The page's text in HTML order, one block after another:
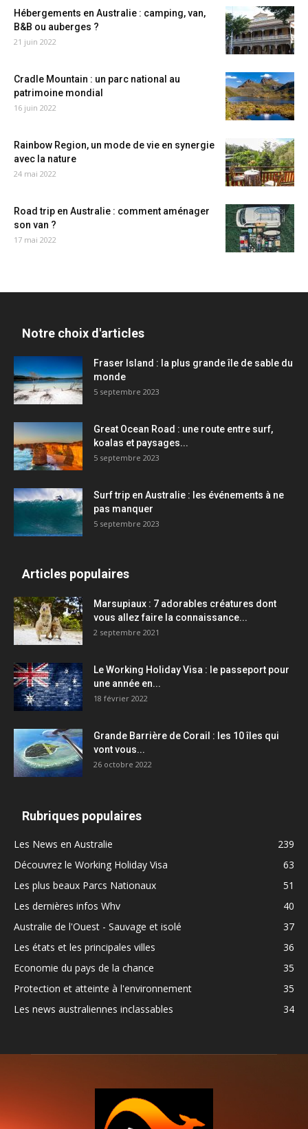
Hébergements en Australie : camping, van,
B&B ou auberges ?
21 juin 2022
Cradle Mountain : un parc national au
patrimoine mondial
16 juin 2022
Rainbow Region, un mode de vie en synergie
avec la nature
24 mai 2022
Road trip en Australie : comment aménager
son van ?
17 mai 2022
Notre choix d'articles
Fraser Island : la plus grande île de sable du
monde
5 septembre 2023
Great Ocean Road : une route entre surf,
koalas et paysages...
5 septembre 2023
Surf trip en Australie : les événements à ne
pas manquer
5 septembre 2023
Articles populaires
Marsupiaux : 7 adorables créatures dont
vous allez faire la connaissance...
2 septembre 2021
Le Working Holiday Visa : le passeport pour
une année en...
18 février 2022
Grande Barrière de Corail : les 10 îles qui
vont vous...
26 octobre 2022
Rubriques populaires
Les News en Australie
239
Découvrez le Working Holiday Visa
63
Les plus beaux Parcs Nationaux
51
Les dernières infos Whv
40
Australie de l'Ouest - Sauvage et isolé
37
Les états et les principales villes
36
Economie du pays de la chance
35
Protection et atteinte à l'environnement
35
Les news australiennes inclassables
34